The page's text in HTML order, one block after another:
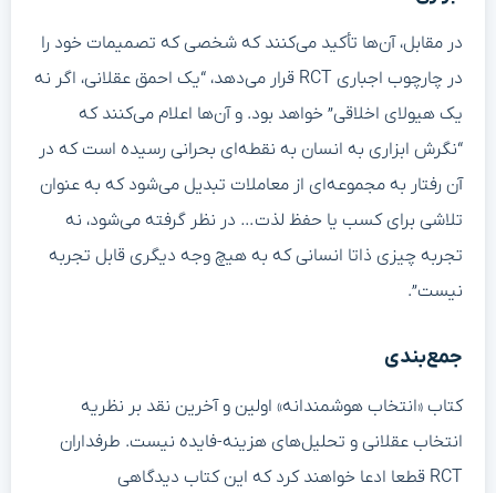
در مقابل، آن‌ها تأکید می‌کنند که شخصی که تصمیمات خود را
در چارچوب اجباری RCT قرار می‌دهد، “یک احمق عقلانی، اگر نه
یک هیولای اخلاقی” خواهد بود. و آن‌ها اعلام می‌کنند که
“نگرش ابزاری به انسان به نقطه‌ای بحرانی رسیده است که در
آن رفتار به مجموعه‌ای از معاملات تبدیل می‌شود که به عنوان
تلاشی برای کسب یا حفظ لذت… در نظر گرفته می‌شود، نه
تجربه چیزی ذاتا انسانی که به هیچ وجه دیگری قابل تجربه
نیست”.
جمع‌بندی
کتاب «انتخاب هوشمندانه» اولین و آخرین نقد بر نظریه
انتخاب عقلانی و تحلیل‌های هزینه-فایده نیست. طرفداران
RCT قطعا ادعا خواهند کرد که این کتاب دیدگاهی